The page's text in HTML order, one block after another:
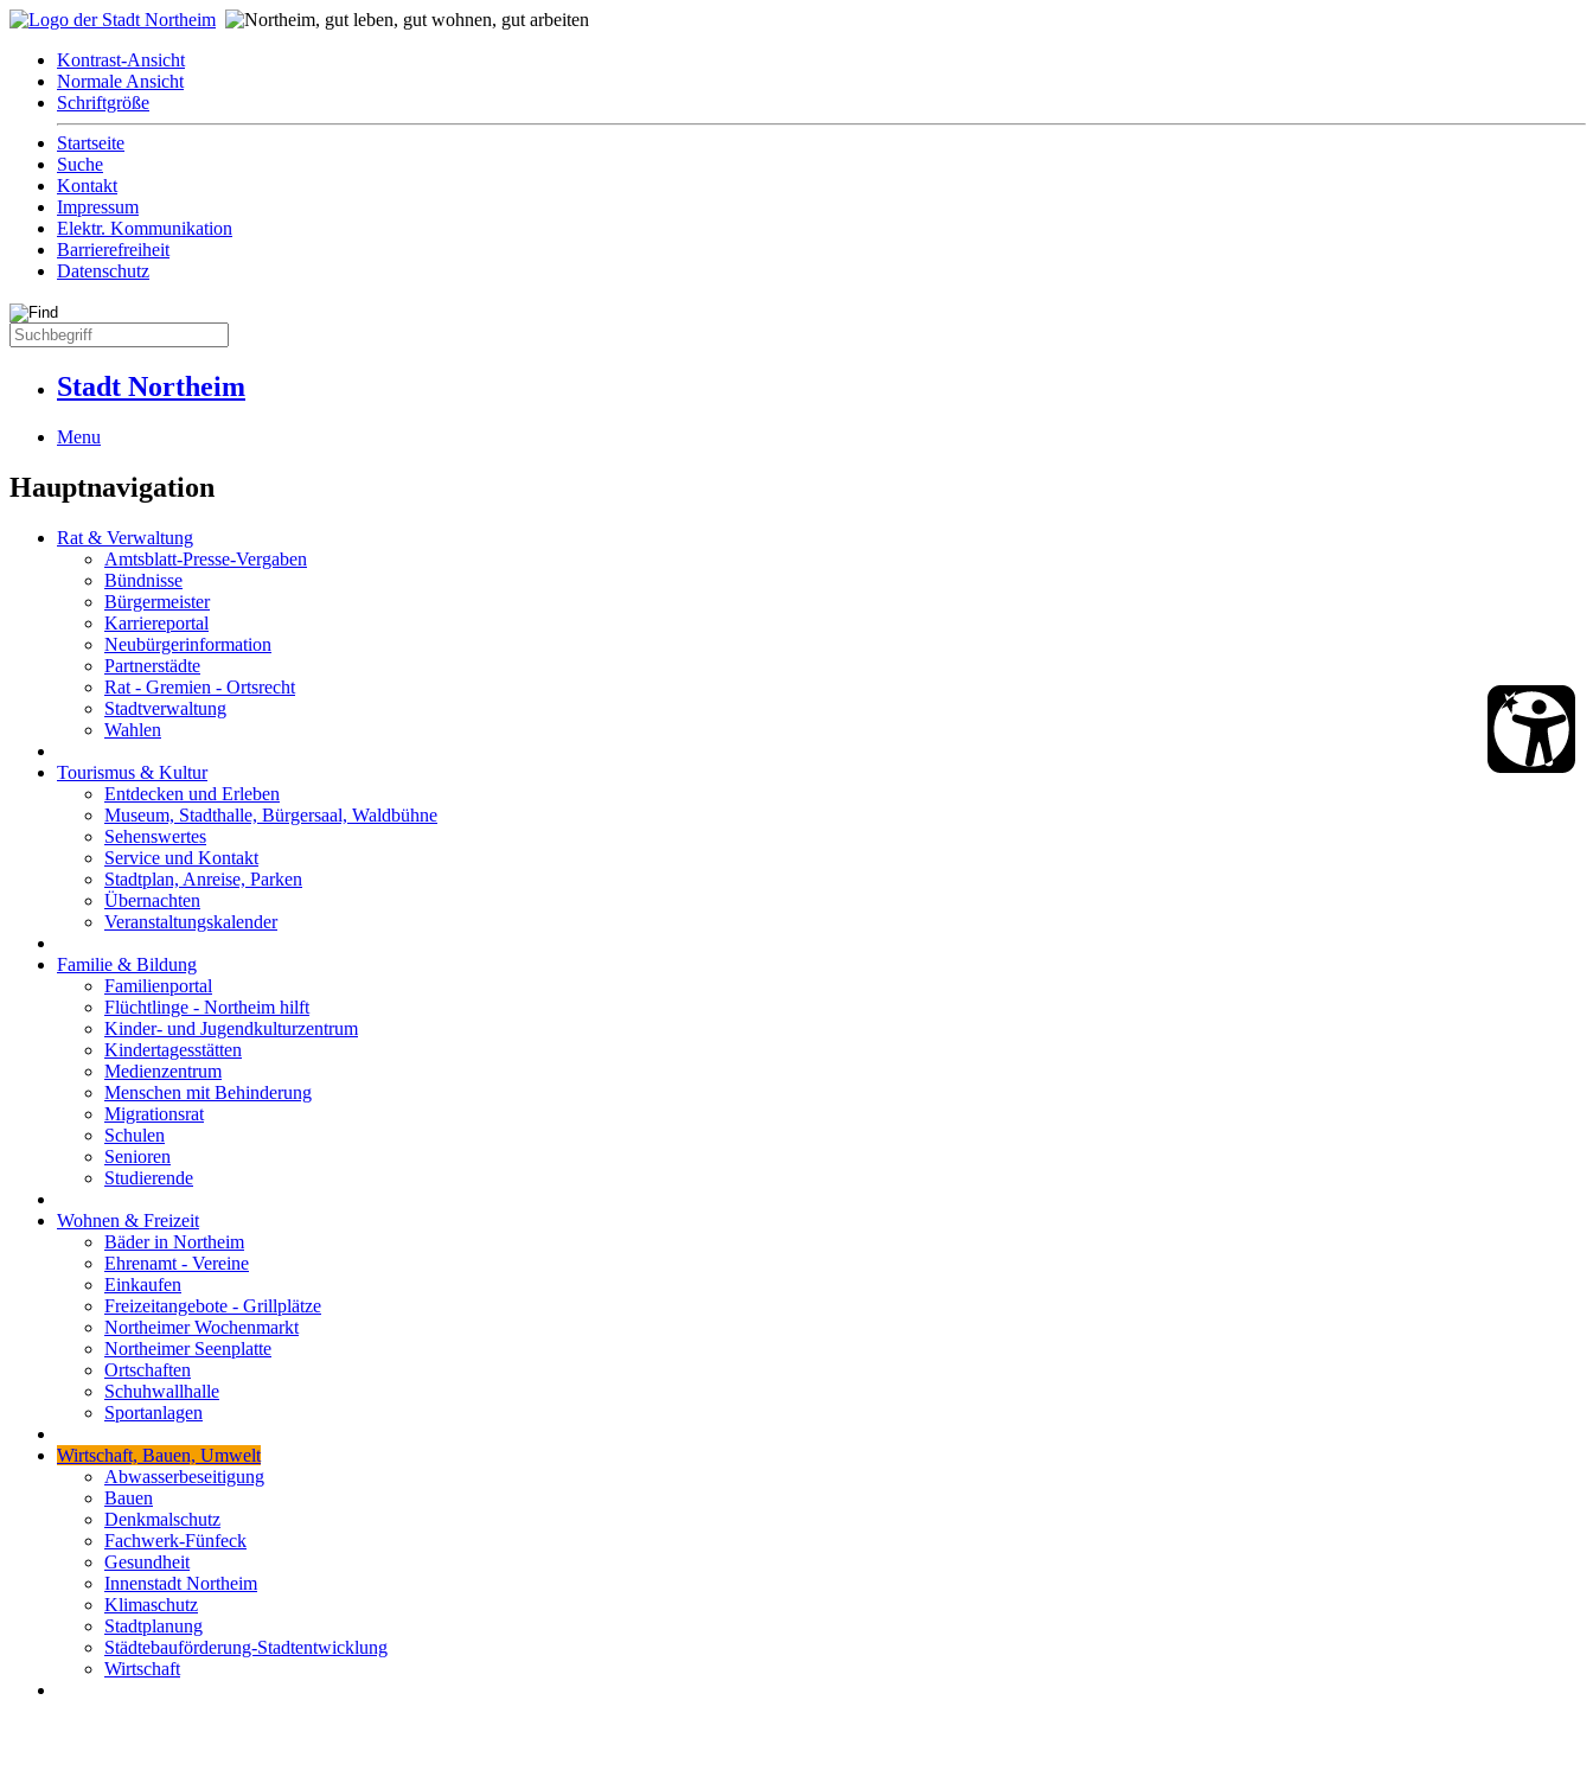
Kontrast-Ansicht
Normale Ansicht
Schriftgröße
Startseite
Suche
Kontakt
Impressum
Elektr. Kommunikation
Barrierefreiheit
Datenschutz
Stadt Northeim
Menu
Hauptnavigation
Rat & Verwaltung
Amtsblatt-Presse-Vergaben
Bündnisse
Bürgermeister
Karriereportal
Neubürgerinformation
Partnerstädte
Rat - Gremien - Ortsrecht
Stadtverwaltung
Wahlen
Tourismus & Kultur
Entdecken und Erleben
Museum, Stadthalle, Bürgersaal, Waldbühne
Sehenswertes
Service und Kontakt
Stadtplan, Anreise, Parken
Übernachten
Veranstaltungskalender
Familie & Bildung
Familienportal
Flüchtlinge - Northeim hilft
Kinder- und Jugendkulturzentrum
Kindertagesstätten
Medienzentrum
Menschen mit Behinderung
Migrationsrat
Schulen
Senioren
Studierende
Wohnen & Freizeit
Bäder in Northeim
Ehrenamt - Vereine
Einkaufen
Freizeitangebote - Grillplätze
Northeimer Wochenmarkt
Northeimer Seenplatte
Ortschaften
Schuhwallhalle
Sportanlagen
Wirtschaft, Bauen, Umwelt
Abwasserbeseitigung
Bauen
Denkmalschutz
Fachwerk-Fünfeck
Gesundheit
Innenstadt Northeim
Klimaschutz
Stadtplanung
Städtebauförderung-Stadtentwicklung
Wirtschaft